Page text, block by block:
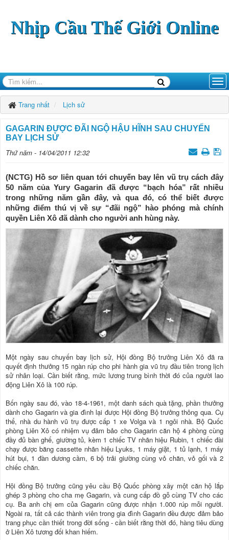
Nhịp Cầu Thế Giới Online
Trang nhất Lịch sử
GAGARIN ÐƯỢC ÐÃI NGỘ HẬU HĨNH SAU CHUYẾN
BAY LỊCH SỬ
Thứ năm - 14/04/2011 12:32
(NCTG) Hồ sơ liên quan tới chuyến bay lên vũ trụ cách đây
50 năm của Yury Gagarin đã được “bạch hóa” rất nhiều
trong những năm gần đây, và qua đó, có thể biết được
những điểm thú vị về sự “đãi ngộ” hào phóng mà chính
quyền Liên Xô đã dành cho người anh hùng này.
Một ngày sau chuyến bay lịch sử, Hội đồng Bộ trưởng Liên Xô đã ra
quyết định thưởng 15 ngàn rúp cho phi hành gia vũ trụ đầu tiên trong lịch
sử nhân loại. Cần biết rằng, mức lương trung bình thời đó của người lao
động Liên Xô là 100 rúp.
Bốn ngày sau đó, vào 18-4-1961, một danh sách quà tặng, phần thưởng
dành cho Gagarin và gia đình lại được Hội đồng Bộ trưởng thông qua. Cụ
thể, nhà du hành vũ trụ được cấp 1 xe Volga và 1 ngôi nhà. Bộ Quốc
phòng Liên Xô có nhiệm vụ đảm bảo cho Gagarin căn hộ 4 phòng cùng
đầy đủ bàn ghế, giường tủ, kèm 1 chiếc TV nhãn hiệu Rubin, 1 chiếc đài
chạy được băng cassette nhãn hiệu Lyuks, 1 máy giặt, 1 tủ lạnh, 1 máy
hút bụi, 1 đàn dương cầm, 6 bộ trải giường cùng vỏ chăn, vỏ gối và 2
chiếc chăn.
Hội đồng Bộ trưởng cũng yêu cầu Bộ Quốc phòng xây một căn hộ lắp
ghép 3 phòng cho cha mẹ Gagarin, và cung cấp đồ gỗ cùng TV cho các
cụ. Ba anh chị em của Gagarin cũng được nhận 1.000 rúp mỗi người.
Ngoài ra, tất cả các thành viên trong gia đình Gagarin đều được đảm bảo
trang phục cần thiết trong đời sống - cần biết rằng thời đó, hàng tiêu dùng
ở Liên Xô tương đối khan hiếm.